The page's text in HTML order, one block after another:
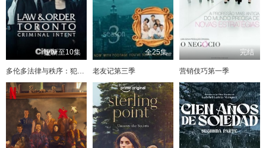
更新至10集
多伦多法律与秩序：犯罪倾向
全25集
老友记第三季
完结
营销伎巧第一季